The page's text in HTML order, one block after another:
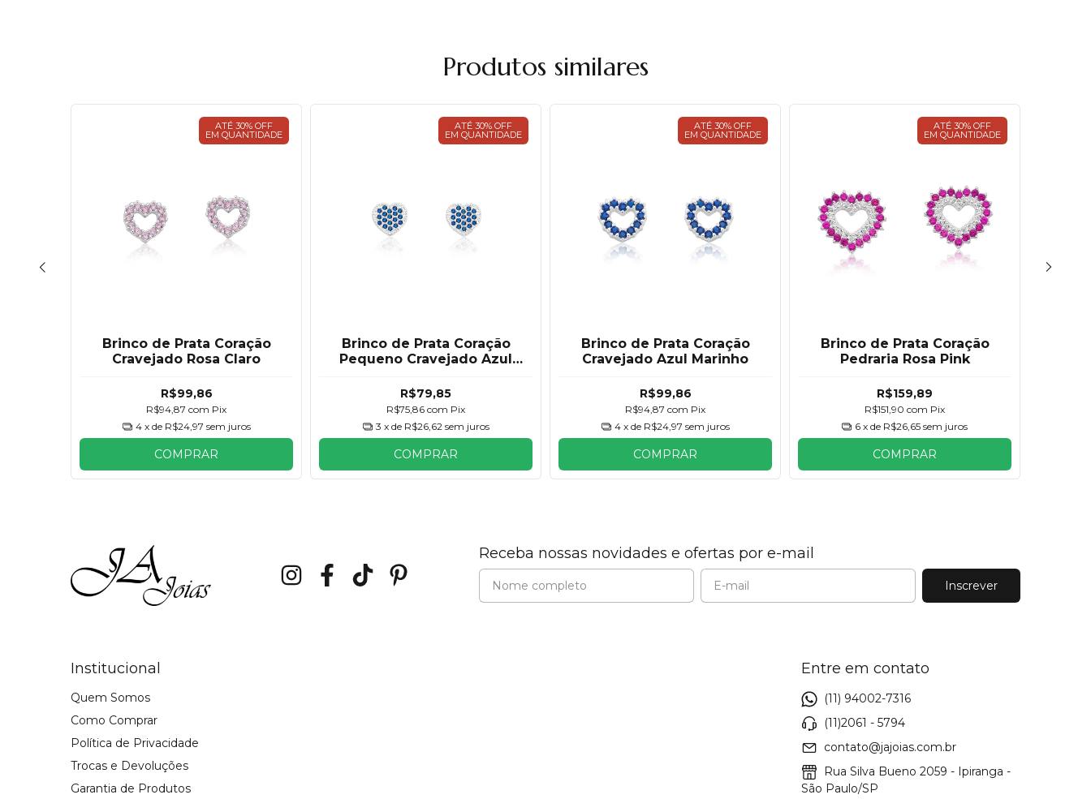
Produtos similares
ATÉ 30% OFF
EM QUANTIDADE
Brinco de Prata Coração
Cravejado Rosa Claro
R$99,86
R$94,87 com Pix
4 x de R$24,97 sem juros
COMPRAR
ATÉ 30% OFF
EM QUANTIDADE
Brinco de Prata Coração
Pequeno Cravejado Azul
R$79,85
R$75,86 com Pix
3 x de R$26,62 sem juros
COMPRAR
ATÉ 30% OFF
EM QUANTIDADE
Brinco de Prata Coração
Cravejado Azul Marinho
R$99,86
R$94,87 com Pix
4 x de R$24,97 sem juros
COMPRAR
ATÉ 30% OFF
EM QUANTIDADE
Brinco de Prata Coração
Pedraria Rosa Pink
R$159,89
R$151,90 com Pix
6 x de R$26,65 sem juros
COMPRAR
Receba nossas novidades e ofertas por e-mail
Institucional
Quem Somos
Como Comprar
Política de Privacidade
Trocas e Devoluções
Garantia de Produtos
Entre em contato
(11) 94002-7316
(11)2061 - 5794
contato@jajoias.com.br
Rua Silva Bueno 2059 - Ipiranga -
São Paulo/SP